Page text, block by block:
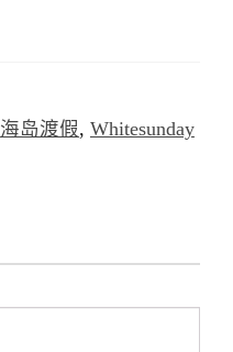
海岛渡假, Whitesunday